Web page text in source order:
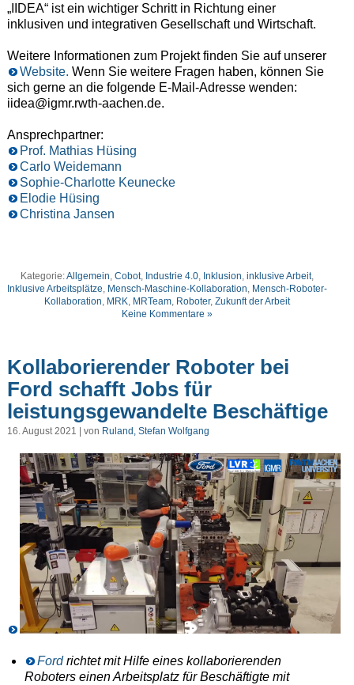
„IIDEA“ ist ein wichtiger Schritt in Richtung einer
inklusiven und integrativen Gesellschaft und Wirtschaft.
Weitere Informationen zum Projekt finden Sie auf unserer
Website. Wenn Sie weitere Fragen haben, können Sie
sich gerne an die folgende E-Mail-Adresse wenden:
iidea@igmr.rwth-aachen.de.
Ansprechpartner:
Prof. Mathias Hüsing
Carlo Weidemann
Sophie-Charlotte Keunecke
Elodie Hüsing
Christina Jansen
Kategorie:Allgemein,Cobot, Industrie 4.0, Inklusion,inklusive Arbeit,
Inklusive Arbeitsplätze, Mensch-Maschine-Kollaboration, Mensch-Roboter-
Kollaboration, MRK, MRTeam, Roboter,Zukunft der Arbeit
Keine Kommentare »
Kollaborierender Roboter bei
Ford schafft Jobs für
leistungsgewandelte Beschäftige
16. August 2021 | von Ruland, Stefan Wolfgang
Fordrichtet mit Hilfe eines kollaborierenden
Roboters einen Arbeitsplatz für Beschäftigte mit